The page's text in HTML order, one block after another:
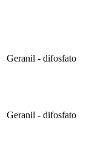
Geranil - difosfato
Geranil - difosfato